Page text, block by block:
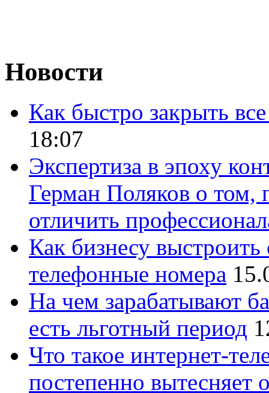
Новости
Как быстро закрыть
18:07
Экспертиза в эпоху
Герман Поляков о том,
отличить
Как бизнесу
телефонные номера
На чем зарабатывают
есть льготный период
Что такое интернет-
постепенно вытесняет